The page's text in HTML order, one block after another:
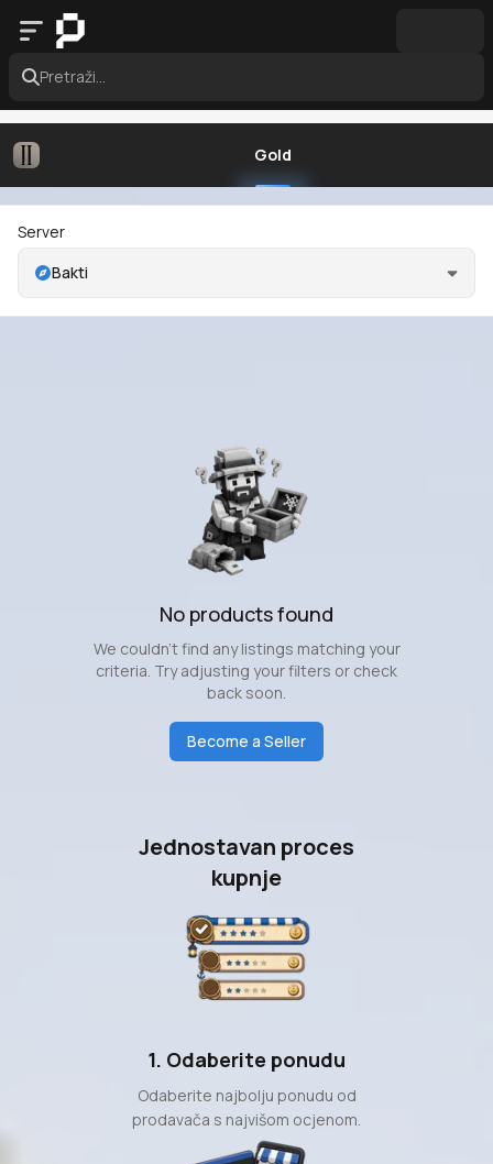
Pretraži...
Gold
Server
Bakti
No products found
We couldn't find any listings matching your
criteria. Try adjusting your filters or check
back soon.
Become a Seller
Jednostavan proces
kupnje
1. Odaberite ponudu
Odaberite najbolju ponudu od
prodavača s najvišom ocjenom.